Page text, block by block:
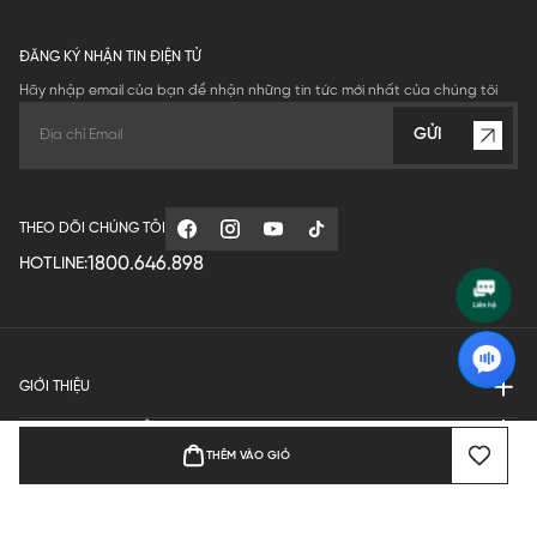
THÊM VÀO GIỎ
ĐĂNG KÝ NHẬN TIN ĐIỆN TỬ
Hãy nhập email của bạn để nhận những tin tức mới nhất của chúng tôi
GỬI
THEO DÕI CHÚNG TÔI
HOTLINE:1800.646.898
GIỚI THIỆU
QUY ĐỊNH HOẠT ĐỘNG